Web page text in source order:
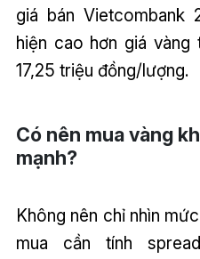
giá bán Vietcombank
hiện cao hơn giá vàng
17,25 triệu đồng/lượng.
Có nên mua vàng
mạnh?
Không nên chỉ nhìn
mua cần tính